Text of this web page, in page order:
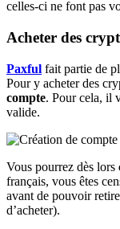
celles-ci ne font pas
Acheter des
Paxful fait partie de
Pour y acheter des
compte. Pour cela, il
valide.
Vous pourrez dès lors
français, vous êtes
avant de pouvoir
d’acheter).